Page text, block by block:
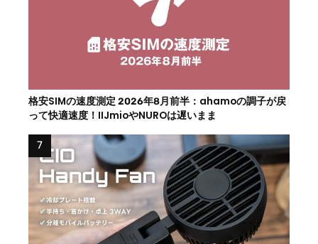
格安SIMの速度測定 2026年8月前半：ahamoの調子が戻
って快適速度！IIJmioやNUROは遅いまま